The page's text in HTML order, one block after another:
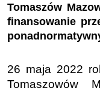
Tomaszów
finansowanie
26 maja 2022
Tomaszowów